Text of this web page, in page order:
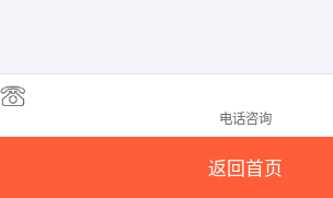
电话咨询
返回首页